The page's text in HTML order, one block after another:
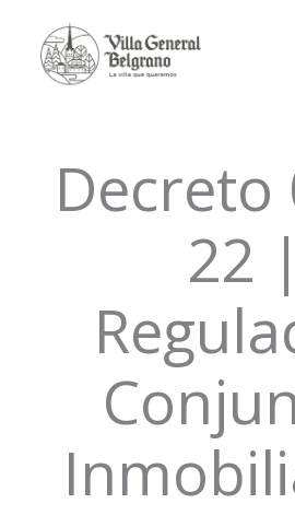
contenido
Decreto
22 |